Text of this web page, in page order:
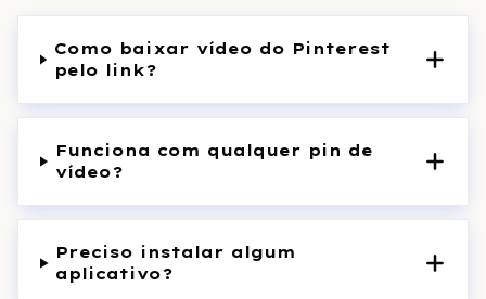
Como baixar vídeo do Pinterest
pelo link?
Funciona com qualquer pin de
vídeo?
Preciso instalar algum
aplicativo?